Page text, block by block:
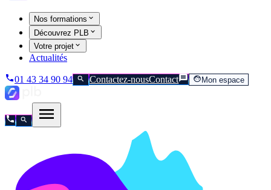
Nos formations
Découvrez PLB
Votre projet
Actualités
01 43 34 90 94 Contactez-nousContact Mon espace